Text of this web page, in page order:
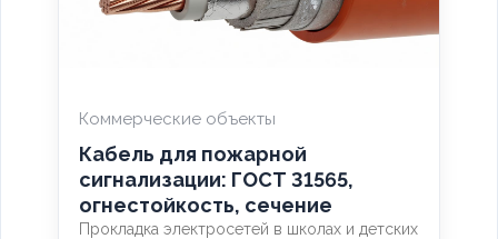
Коммерческие объекты
Кабель для пожарной
сигнализации: ГОСТ 31565,
огнестойкость, сечение
Прокладка электросетей в школах и детских